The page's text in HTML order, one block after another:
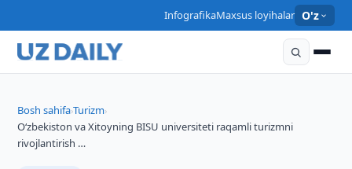
InfografikaMaxsus loyihalar O'z
Bosh sahifa›Turizm›
Oʻzbekiston va Xitoyning BISU universiteti raqamli turizmni
rivojlantirish …